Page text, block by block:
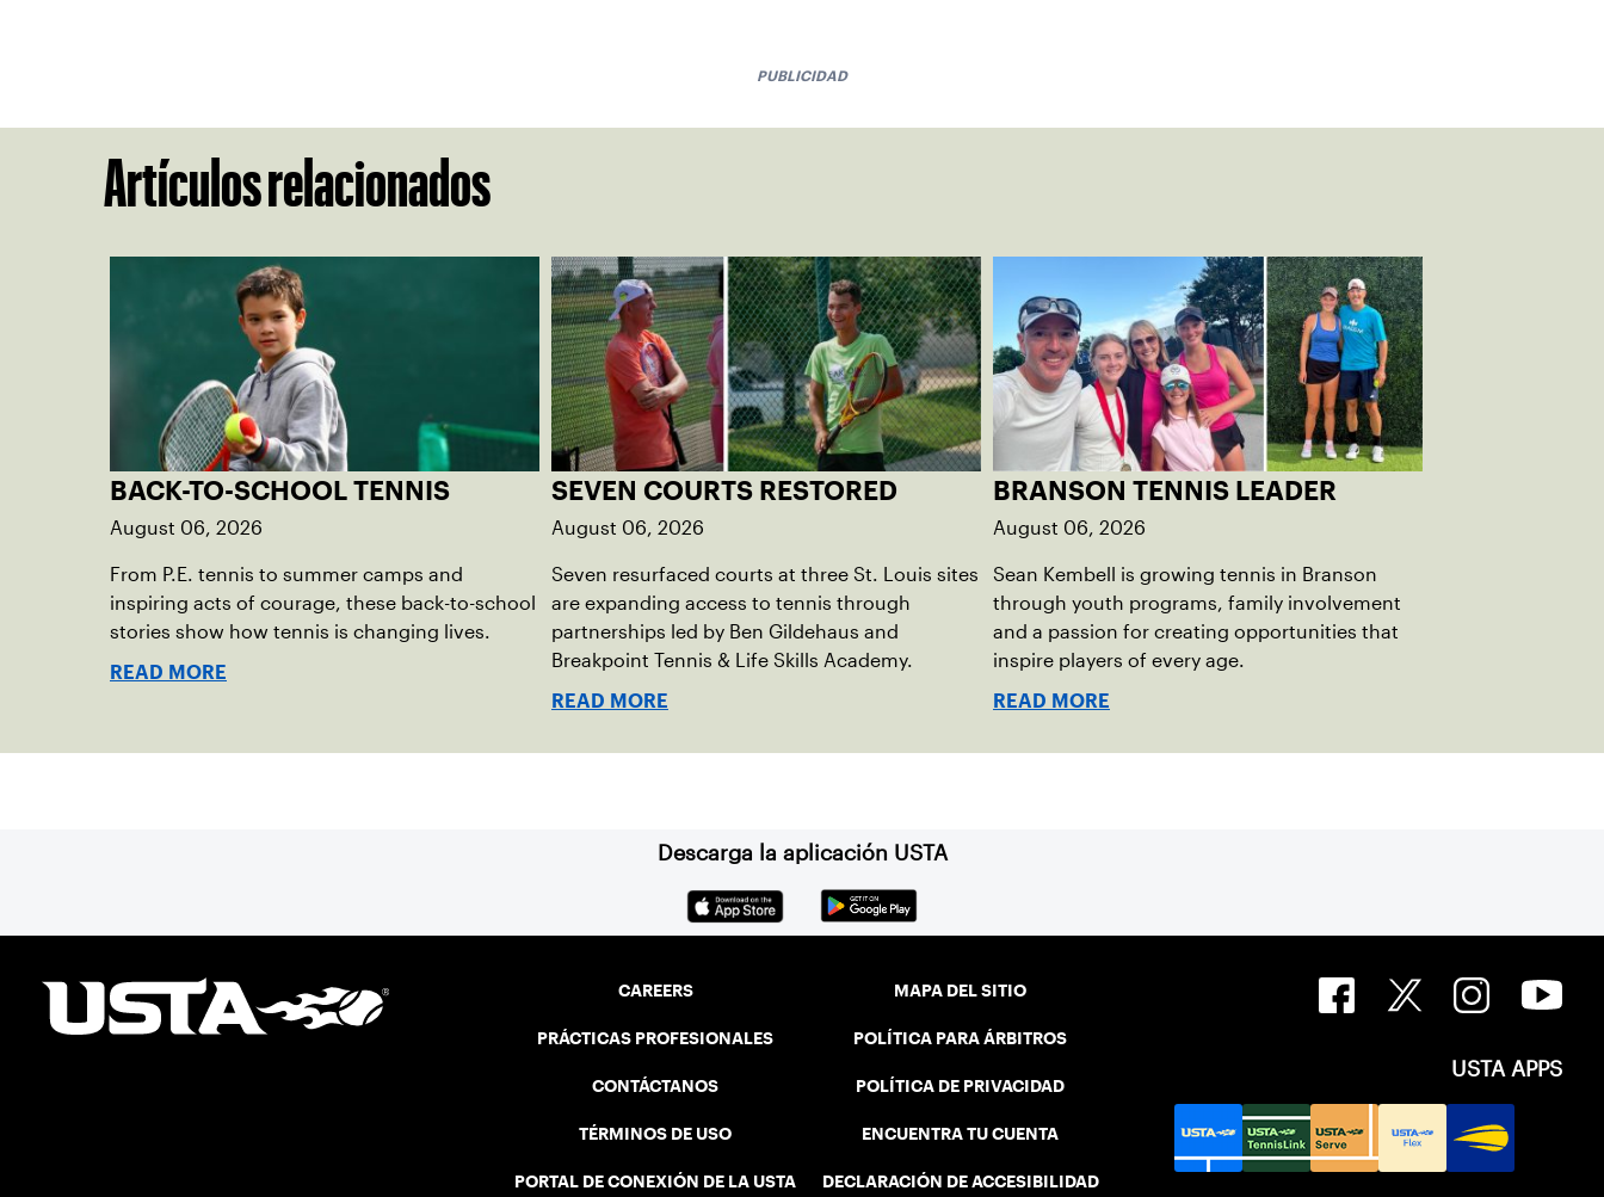
PUBLICIDAD
Artículos relacionados
BACK-TO-SCHOOL TENNIS
August 06, 2026
From P.E. tennis to summer camps and
inspiring acts of courage, these back-to-school
stories show how tennis is changing lives.
READ MORE
SEVEN COURTS RESTORED
August 06, 2026
Seven resurfaced courts at three St. Louis sites
are expanding access to tennis through
partnerships led by Ben Gildehaus and
Breakpoint Tennis & Life Skills Academy.
READ MORE
BRANSON TENNIS LEADER
August 06, 2026
Sean Kembell is growing tennis in Branson
through youth programs, family involvement
and a passion for creating opportunities that
inspire players of every age.
READ MORE
Descarga la aplicación USTA
CAREERS
PRÁCTICAS PROFESIONALES
CONTÁCTANOS
TÉRMINOS DE USO
PORTAL DE CONEXIÓN DE LA USTA
MAPA DEL SITIO
POLÍTICA PARA ÁRBITROS
POLÍTICA DE PRIVACIDAD
ENCUENTRA TU CUENTA
DECLARACIÓN DE ACCESIBILIDAD
USTA APPS